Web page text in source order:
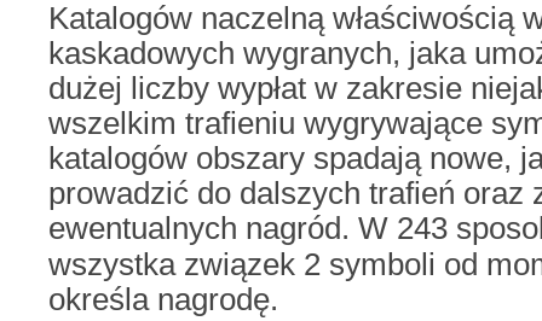
Katalogów naczelną właściwością
kaskadowych wygranych, jaka
dużej liczby wypłat w zakresie
wszelkim trafieniu wygrywające
katalogów obszary spadają nowe,
prowadzić do dalszych trafień oraz
ewentualnych nagród. W 243
wszystka związek 2 symboli od
określa nagrodę.